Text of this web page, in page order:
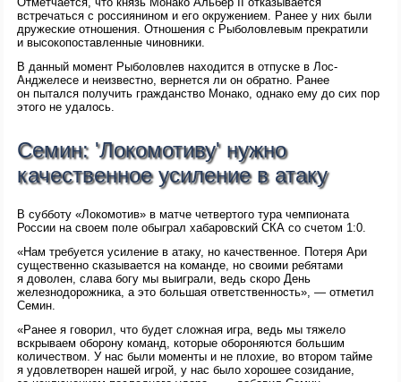
встречаться с россиянином и его окружением. Ранее у них были
дружеские отношения. Отношения с Рыболовлевым прекратили
и высокопоставленные чиновники.
В данный момент Рыболовлев находится в отпуске в Лос-
Анджелесе и неизвестно, вернется ли он обратно. Ранее
он пытался получить гражданство Монако, однако ему до сих пор
этого не удалось.
Семин: 'Локомотиву' нужно
качественное усиление в атаку
В субботу «Локомотив» в матче четвертого тура чемпионата
России на своем поле обыграл хабаровский СКА со счетом 1:0.
«Нам требуется усиление в атаку, но качественное. Потеря Ари
существенно сказывается на команде, но своими ребятами
я доволен, слава богу мы выиграли, ведь скоро День
железнодорожника, а это большая ответственность», — отметил
Семин.
«Ранее я говорил, что будет сложная игра, ведь мы тяжело
вскрываем оборону команд, которые обороняются большим
количеством. У нас были моменты и не плохие, во втором тайме
я удовлетворен нашей игрой, у нас было хорошее созидание,